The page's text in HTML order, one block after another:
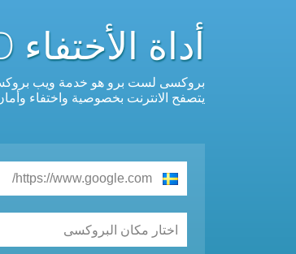
أداة الأختفاء PROXYLISTPRO القوية والمجانية
بروكسى لست برو هو خدمة ويب بروكسى
يتصفح الانترنت بخصوصية واختفاء
اختار مكان البروكسى